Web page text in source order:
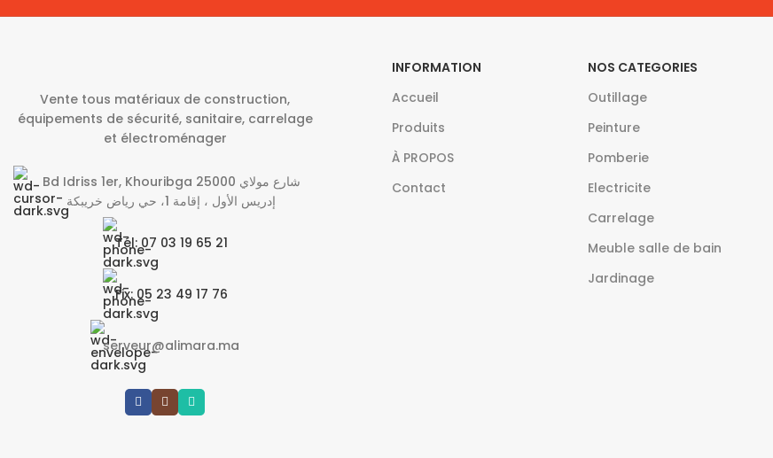
Vente tous matériaux de construction,
équipements de sécurité, sanitaire, carrelage
et électroménager
Bd Idriss 1er, Khouribga 25000 شارع مولاي
إدريس الأول ، إقامة 1، حي رياض خريبكة
Tél: 07 03 19 65 21
Fix: 05 23 49 17 76
serveur@alimara.ma
INFORMATION
Accueil
Produits
À PROPOS
Contact
NOS CATEGORIES
Outillage
Peinture
Pomberie
Electricite
Carrelage
Meuble salle de bain
Jardinage